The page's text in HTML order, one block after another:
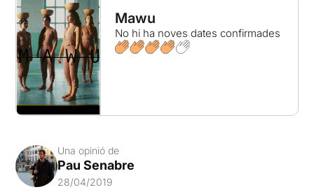
Mawu
No hi ha noves dates confirmades
Una opinió de
Pau Senabre
28/04/2019